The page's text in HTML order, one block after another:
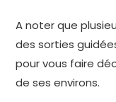
A noter que
des sorties
pour vous faire
de ses environs.